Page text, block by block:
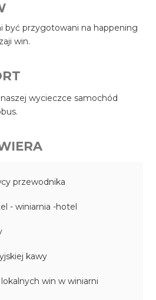
być przygotowani na happening
win.
wycieczce samochód
przewodnika
- winiarnia -hotel
kawy
win w winiarni